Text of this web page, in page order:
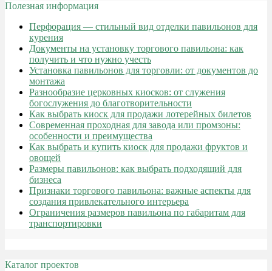
Полезная информация
Перфорация — стильный вид отделки павильонов для
курения
Документы на установку торгового павильона: как
получить и что нужно учесть
Установка павильонов для торговли: от документов до
монтажа
Разнообразие церковных киосков: от служения
богослужения до благотворительности
Как выбрать киоск для продажи лотерейных билетов
Современная проходная для завода или промзоны:
особенности и преимущества
Как выбрать и купить киоск для продажи фруктов и
овощей
Размеры павильонов: как выбрать подходящий для
бизнеса
Признаки торгового павильона: важные аспекты для
создания привлекательного интерьера
Ограничения размеров павильона по габаритам для
транспортировки
Каталог проектов